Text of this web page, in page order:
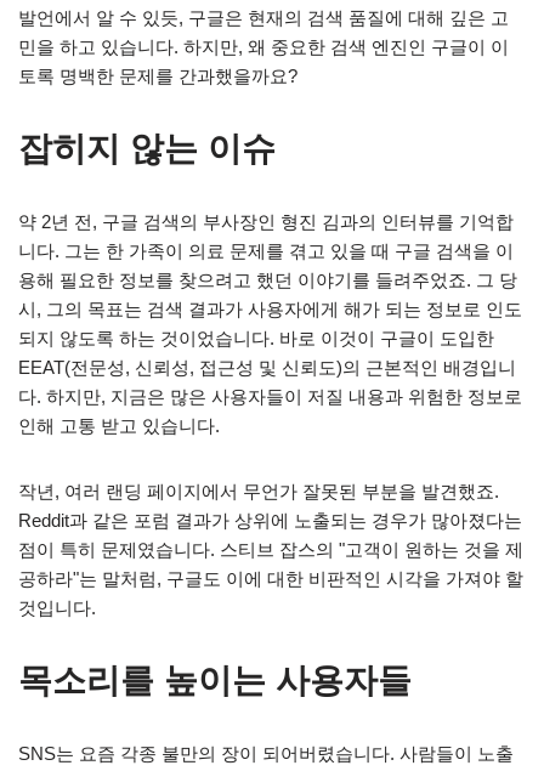
발언에서 알 수 있듯, 구글은 현재의 검색 품질에 대해 깊은 고
민을 하고 있습니다. 하지만, 왜 중요한 검색 엔진인 구글이 이
토록 명백한 문제를 간과했을까요?
잡히지 않는 이슈
약 2년 전, 구글 검색의 부사장인 형진 김과의 인터뷰를 기억합
니다. 그는 한 가족이 의료 문제를 겪고 있을 때 구글 검색을 이
용해 필요한 정보를 찾으려고 했던 이야기를 들려주었죠. 그 당
시, 그의 목표는 검색 결과가 사용자에게 해가 되는 정보로 인도
되지 않도록 하는 것이었습니다. 바로 이것이 구글이 도입한
EEAT(전문성, 신뢰성, 접근성 및 신뢰도)의 근본적인 배경입니
다. 하지만, 지금은 많은 사용자들이 저질 내용과 위험한 정보로
인해 고통 받고 있습니다.
작년, 여러 랜딩 페이지에서 무언가 잘못된 부분을 발견했죠.
Reddit과 같은 포럼 결과가 상위에 노출되는 경우가 많아졌다는
점이 특히 문제였습니다. 스티브 잡스의 "고객이 원하는 것을 제
공하라"는 말처럼, 구글도 이에 대한 비판적인 시각을 가져야 할
것입니다.
목소리를 높이는 사용자들
SNS는 요즘 각종 불만의 장이 되어버렸습니다. 사람들이 노출